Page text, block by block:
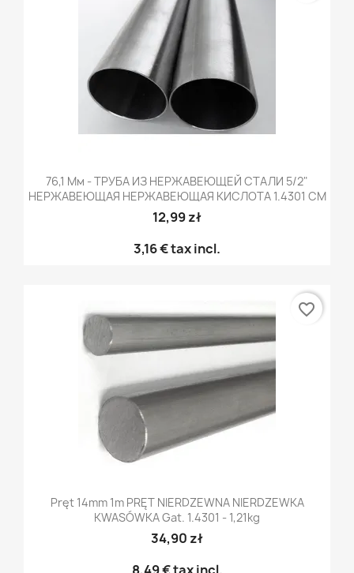
76,1 Мм - ТРУБА ИЗ НЕРЖАВЕЮЩЕЙ СТАЛИ 5/2"
НЕРЖАВЕЮЩАЯ НЕРЖАВЕЮЩАЯ КИСЛОТА 1.4301 CM
12,99 zł
3,16 €tax incl.
Pręt 14mm 1m PRĘT NIERDZEWNA NIERDZEWKA
KWASÓWKA Gat. 1.4301 - 1,21kg
34,90 zł
favorite_border